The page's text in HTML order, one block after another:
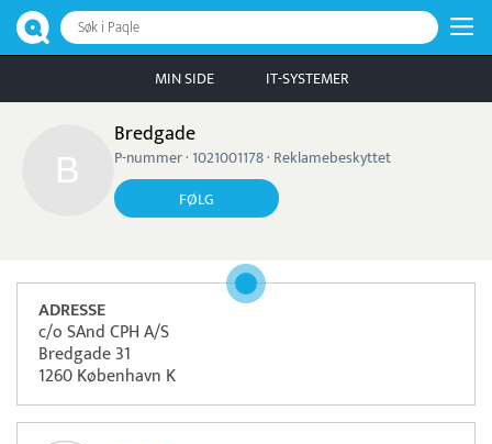
Søk i Paqle
MIN SIDE IT-SYSTEMER
Bredgade
P-nummer · 1021001178 · Reklamebeskyttet
FØLG
ADRESSE
c/o SAnd CPH A/S
Bredgade 31
1260 København K